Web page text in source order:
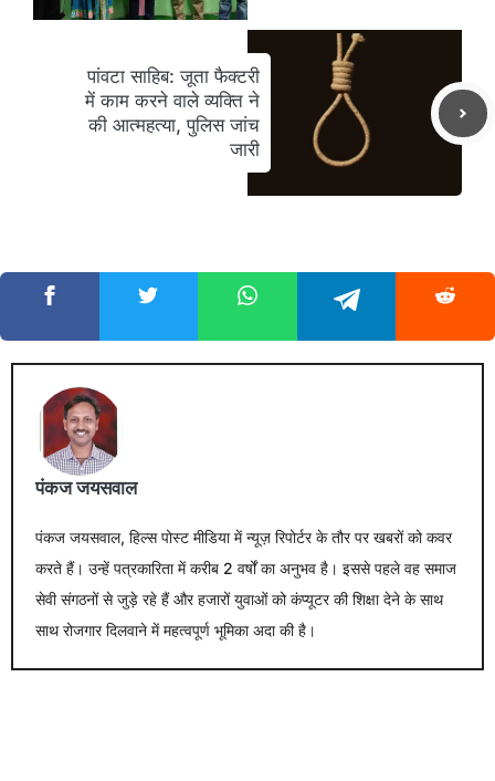
पांवटा साहिब: जूता फैक्टरी
में काम करने वाले व्यक्ति ने
की आत्महत्या, पुलिस जांच
जारी
पंकज जयसवाल
पंकज जयसवाल, हिल्स पोस्ट मीडिया में न्यूज़ रिपोर्टर के तौर पर खबरों को कवर
करते हैं। उन्हें पत्रकारिता में करीब 2 वर्षों का अनुभव है। इससे पहले वह समाज
सेवी संगठनों से जुड़े रहे हैं और हजारों युवाओं को कंप्यूटर की शिक्षा देने के साथ
साथ रोजगार दिलवाने में महत्वपूर्ण भूमिका अदा की है।